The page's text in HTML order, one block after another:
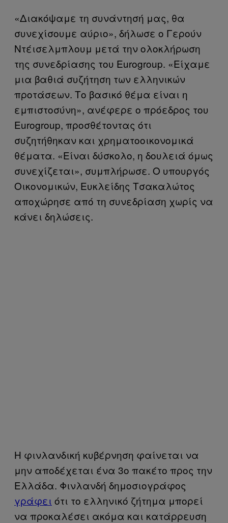
«Διακόψαμε τη συνάντησή μας, θα
συνεχίσουμε αύριο», δήλωσε ο Γερούν
Ντέισελμπλουμ μετά την ολοκλήρωση
της συνεδρίασης του Eurogroup. «Είχαμε
μια βαθιά συζήτηση των ελληνικών
προτάσεων. Το βασικό θέμα είναι η
εμπιστοσύνη», ανέφερε ο πρόεδρος του
Eurogroup, προσθέτοντας ότι
συζητήθηκαν και χρηματοοικονομικά
θέματα. «Είναι δύσκολο, η δουλειά όμως
συνεχίζεται», συμπλήρωσε. Ο υπουργός
Οικονομικών, Ευκλείδης Τσακαλώτος
αποχώρησε από τη συνεδρίαση χωρίς να
κάνει δηλώσεις.
Η φινλανδική κυβέρνηση φαίνεται να
μην αποδέχεται ένα 3ο πακέτο προς την
Ελλάδα. Φινλανδή δημοσιογράφος
γράφει ότι το ελληνικό ζήτημα μπορεί
να προκαλέσει ακόμα και κατάρρευση